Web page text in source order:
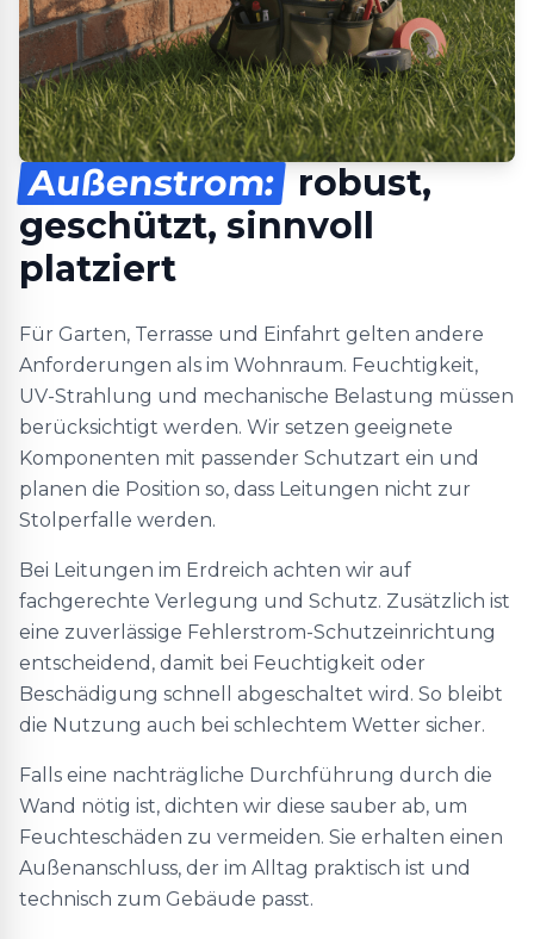
Außenstrom: robust,
geschützt, sinnvoll
platziert
Für Garten, Terrasse und Einfahrt gelten andere
Anforderungen als im Wohnraum. Feuchtigkeit,
UV-Strahlung und mechanische Belastung müssen
berücksichtigt werden. Wir setzen geeignete
Komponenten mit passender Schutzart ein und
planen die Position so, dass Leitungen nicht zur
Stolperfalle werden.
Bei Leitungen im Erdreich achten wir auf
fachgerechte Verlegung und Schutz. Zusätzlich ist
eine zuverlässige Fehlerstrom-Schutzeinrichtung
entscheidend, damit bei Feuchtigkeit oder
Beschädigung schnell abgeschaltet wird. So bleibt
die Nutzung auch bei schlechtem Wetter sicher.
Falls eine nachträgliche Durchführung durch die
Wand nötig ist, dichten wir diese sauber ab, um
Feuchteschäden zu vermeiden. Sie erhalten einen
Außenanschluss, der im Alltag praktisch ist und
technisch zum Gebäude passt.